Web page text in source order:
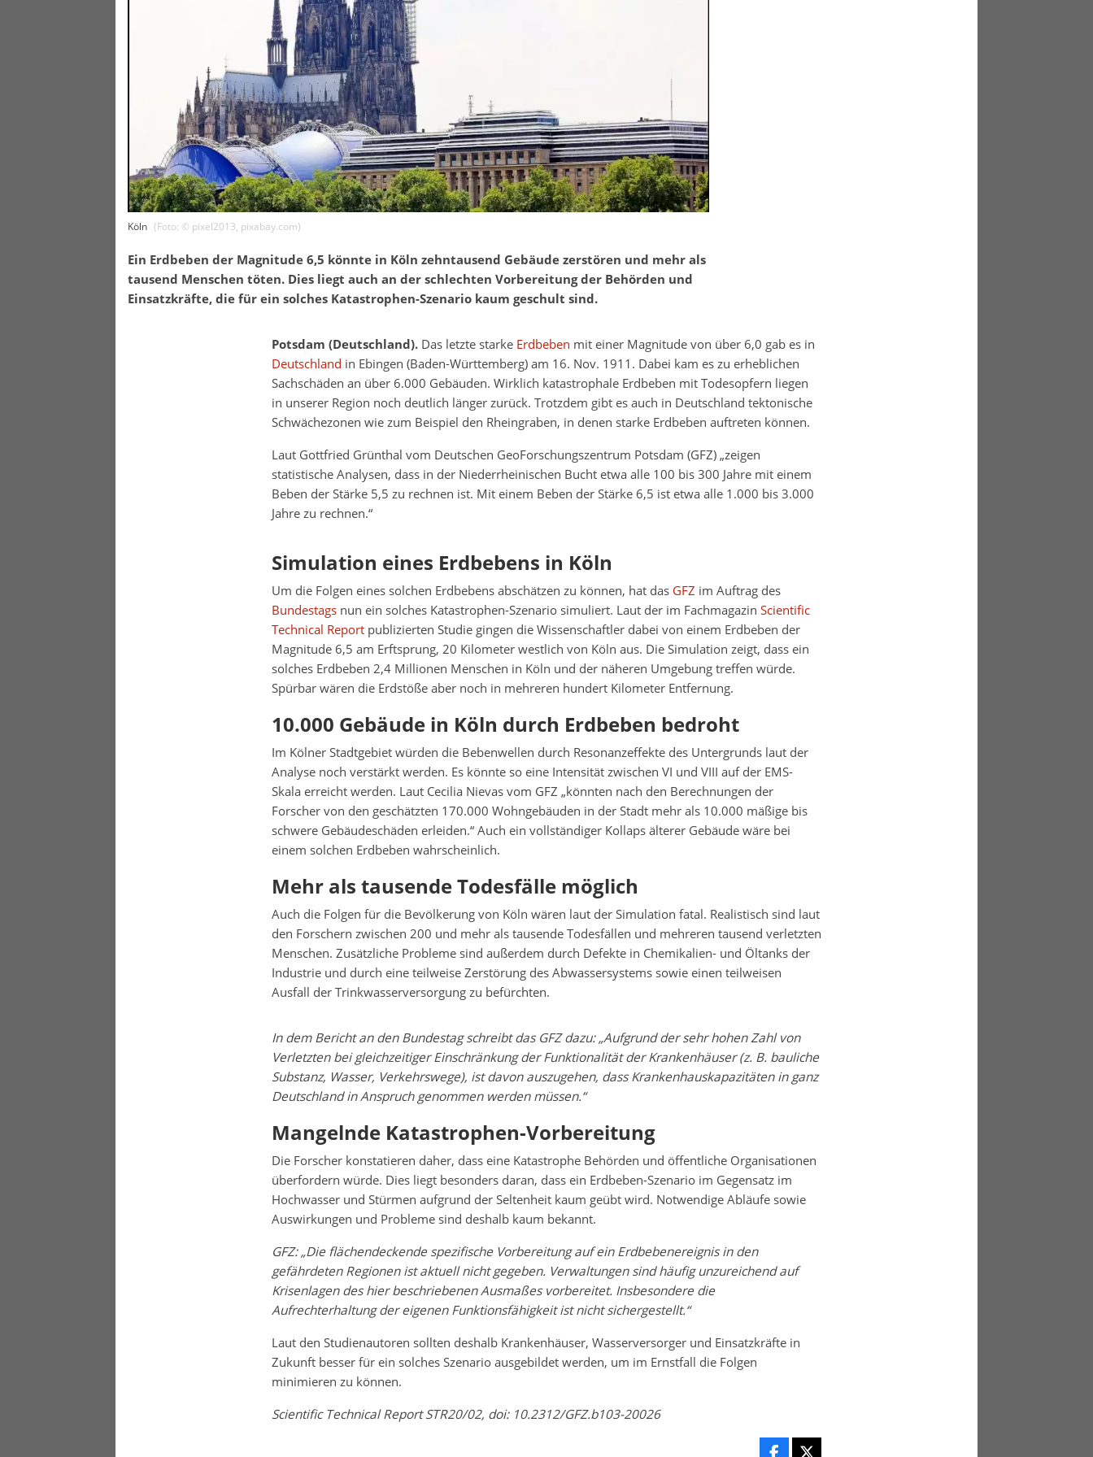
Köln (Foto: © pixel2013, pixabay.com)
Ein Erdbeben der Magnitude 6,5 könnte in Köln zehntausend Gebäude zerstören und mehr als
tausend Menschen töten. Dies liegt auch an der schlechten Vorbereitung der Behörden und
Einsatzkräfte, die für ein solches Katastrophen-Szenario kaum geschult sind.
Potsdam (Deutschland). Das letzte starke Erdbeben mit einer Magnitude von über 6,0 gab es in
Deutschland in Ebingen (Baden-Württemberg) am 16. Nov. 1911. Dabei kam es zu erheblichen
Sachschäden an über 6.000 Gebäuden. Wirklich katastrophale Erdbeben mit Todesopfern liegen
in unserer Region noch deutlich länger zurück. Trotzdem gibt es auch in Deutschland tektonische
Schwächezonen wie zum Beispiel den Rheingraben, in denen starke Erdbeben auftreten können.
Laut Gottfried Grünthal vom Deutschen GeoForschungszentrum Potsdam (GFZ) „zeigen
statistische Analysen, dass in der Niederrheinischen Bucht etwa alle 100 bis 300 Jahre mit einem
Beben der Stärke 5,5 zu rechnen ist. Mit einem Beben der Stärke 6,5 ist etwa alle 1.000 bis 3.000
Jahre zu rechnen.“
Simulation eines Erdbebens in Köln
Um die Folgen eines solchen Erdbebens abschätzen zu können, hat das GFZ im Auftrag des
Bundestagsnun ein solches Katastrophen-Szenario simuliert. Laut der im Fachmagazin Scientific
Technical Reportpublizierten Studie gingen die Wissenschaftler dabei von einem Erdbeben der
Magnitude 6,5 am Erftsprung, 20 Kilometer westlich von Köln aus. Die Simulation zeigt, dass ein
solches Erdbeben 2,4 Millionen Menschen in Köln und der näheren Umgebung treffen würde.
Spürbar wären die Erdstöße aber noch in mehreren hundert Kilometer Entfernung.
10.000 Gebäude in Köln durch Erdbeben bedroht
Im Kölner Stadtgebiet würden die Bebenwellen durch Resonanzeffekte des Untergrunds laut der
Analyse noch verstärkt werden. Es könnte so eine Intensität zwischen VI und VIII auf der EMS-
Skala erreicht werden. Laut Cecilia Nievas vom GFZ „könnten nach den Berechnungen der
Forscher von den geschätzten 170.000 Wohngebäuden in der Stadt mehr als 10.000 mäßige bis
schwere Gebäudeschäden erleiden.“ Auch ein vollständiger Kollaps älterer Gebäude wäre bei
einem solchen Erdbeben wahrscheinlich.
Mehr als tausende Todesfälle möglich
Auch die Folgen für die Bevölkerung von Köln wären laut der Simulation fatal. Realistisch sind laut
den Forschern zwischen 200 und mehr als tausende Todesfällen und mehreren tausend verletzten
Menschen. Zusätzliche Probleme sind außerdem durch Defekte in Chemikalien- und Öltanks der
Industrie und durch eine teilweise Zerstörung des Abwassersystems sowie einen teilweisen
Ausfall der Trinkwasserversorgung zu befürchten.
In dem Bericht an den Bundestag schreibt das GFZ dazu: „Aufgrund der sehr hohen Zahl von
Verletzten bei gleichzeitiger Einschränkung der Funktionalität der Krankenhäuser (z. B. bauliche
Substanz, Wasser, Verkehrswege), ist davon auszugehen, dass Krankenhauskapazitäten in ganz
Deutschland in Anspruch genommen werden müssen.“
Mangelnde Katastrophen-Vorbereitung
Die Forscher konstatieren daher, dass eine Katastrophe Behörden und öffentliche Organisationen
überfordern würde. Dies liegt besonders daran, dass ein Erdbeben-Szenario im Gegensatz im
Hochwasser und Stürmen aufgrund der Seltenheit kaum geübt wird. Notwendige Abläufe sowie
Auswirkungen und Probleme sind deshalb kaum bekannt.
GFZ: „Die flächendeckende spezifische Vorbereitung auf ein Erdbebenereignis in den
gefährdeten Regionen ist aktuell nicht gegeben. Verwaltungen sind häufig unzureichend auf
Krisenlagen des hier beschriebenen Ausmaßes vorbereitet. Insbesondere die
Aufrechterhaltung der eigenen Funktionsfähigkeit ist nicht sichergestellt.“
Laut den Studienautoren sollten deshalb Krankenhäuser, Wasserversorger und Einsatzkräfte in
Zukunft besser für ein solches Szenario ausgebildet werden, um im Ernstfall die Folgen
minimieren zu können.
Scientific Technical Report STR20/02, doi: 10.2312/GFZ.b103-20026